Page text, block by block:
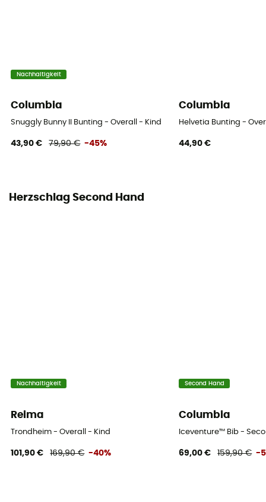
Nachhaltigkeit
Columbia
Snuggly Bunny II Bunting - Overall - Kind
43,90 € 79,90 € -45%
Columbia
Helvetia Bunting -
44,90 €
Herzschlag Second Hand
Nachhaltigkeit
Reima
Trondheim - Overall - Kind
101,90 € 169,90 € -40%
Second Hand
Columbia
Iceventure™ Bib -
69,00 € 159,90 € -